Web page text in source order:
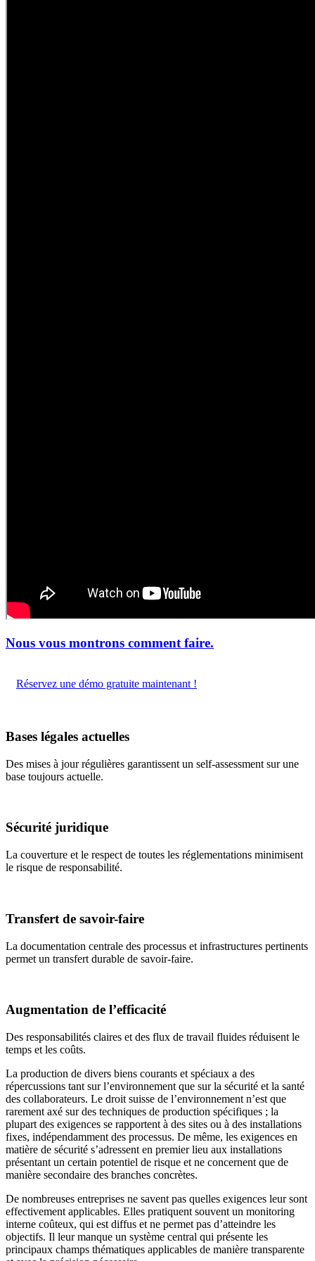
Nous vous montrons comment faire.
Réservez une démo gratuite maintenant !
Bases légales actuelles
Des mises à jour régulières garantissent un self-assessment sur une
base toujours actuelle.
Sécurité juridique
La couverture et le respect de toutes les réglementations minimisent
le risque de responsabilité.
Transfert de savoir-faire
La documentation centrale des processus et infrastructures pertinents
permet un transfert durable de savoir-faire.
Augmen­tation de l’efficacité
Des responsabilités claires et des flux de travail fluides réduisent le
temps et les coûts.
La production de divers biens courants et spéciaux a des
répercussions tant sur l’environnement que sur la sécurité et la santé
des collaborateurs. Le droit suisse de l’environnement n’est que
rarement axé sur des techniques de production spécifiques ; la
plupart des exigences se rapportent à des sites ou à des installations
fixes, indépendamment des processus. De même, les exigences en
matière de sécurité s’adressent en premier lieu aux installations
présentant un certain potentiel de risque et ne concernent que de
manière secondaire des branches concrètes.
De nombreuses entreprises ne savent pas quelles exigences leur sont
effectivement applicables. Elles pratiquent souvent un monitoring
interne coûteux, qui est diffus et ne permet pas d’atteindre les
objectifs. Il leur manque un système central qui présente les
principaux champs thématiques applicables de manière transparente